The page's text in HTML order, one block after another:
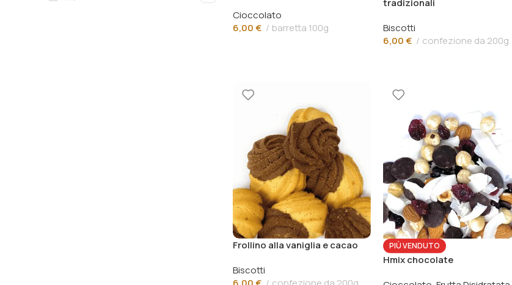
Cioccolato
6,00€ barretta 100g
tradizionali
Biscotti
6,00€ confezione da 200g
Frollino alla vaniglia e cacao
Biscotti
PIÙ VENDUTO
Hmix chocolate